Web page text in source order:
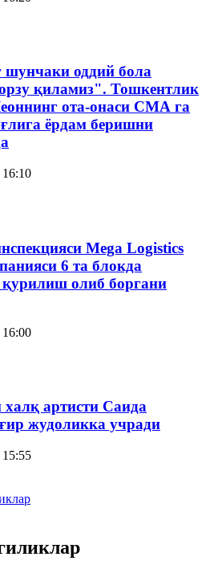
шунчаки оддий бола
қиламиз". Тошкентлик
ота-онаси СМА га
ёрдам беришни
Мega Logistics
6 та блокда
олиб боргани
халқ артисти Саида
жудоликка учради